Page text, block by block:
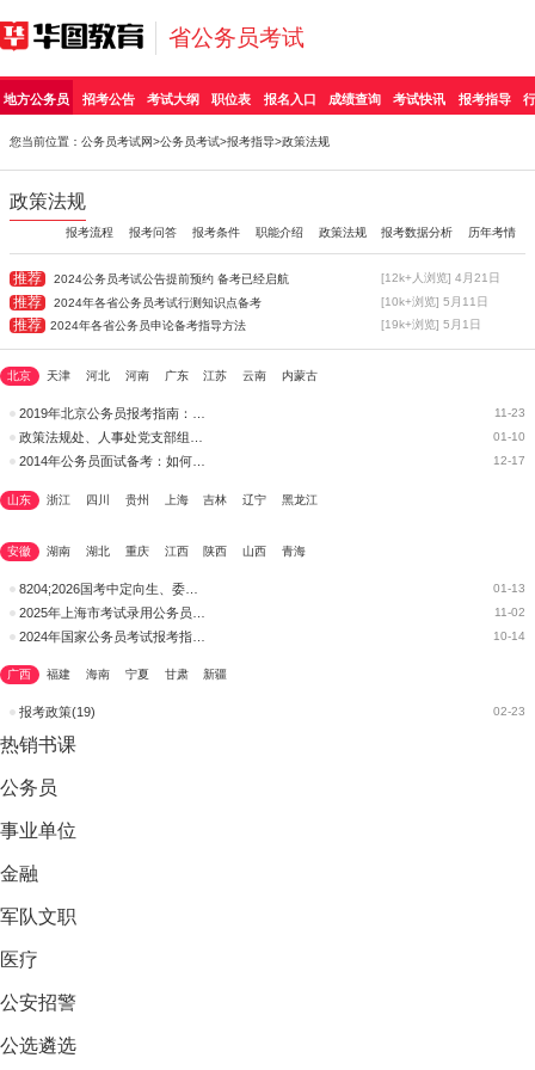
省公务员考试
地方公务员 招考公告 考试大纲 职位表 报名入口 成绩查询 考试快讯 报考指导
您当前位置： 公务员考试网>公务员考试>报考指导>政策法规
政策法规
报考流程 报考问答 报考条件 职能介绍 政策法规 报考数据分析 历年考情
推荐 2024公务员考试公告提前预约 备考已经启航 [12k+人浏览] 4月21日
推荐 2024年各省公务员考试行测知识点备考 [10k+浏览] 5月11日
推荐 2024年各省公务员申论备考指导方法 [19k+浏览] 5月1日
北京 天津 河北 河南 广东 江苏 云南 内蒙古
11-23
01-10
12-17
山东 浙江 四川 贵州 上海 吉林 辽宁 黑龙江
安徽 湖南 湖北 重庆 江西 陕西 山西 青海
01-13
11-02
10-14
广西 福建 海南 宁夏 甘肃 新疆
02-23
报考政策(19)
热销书课
公务员
事业单位
金融
军队文职
医疗
公安招警
公选遴选